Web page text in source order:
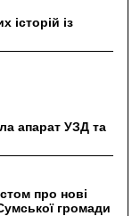
історій із
апарат УЗД та
про нові
громади